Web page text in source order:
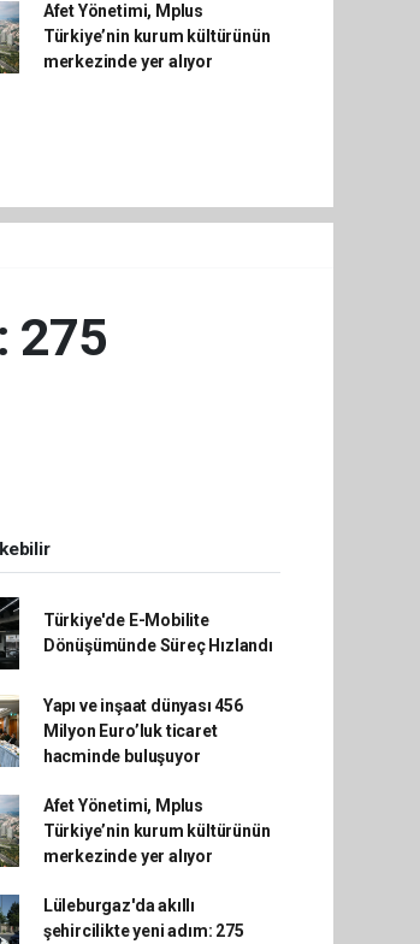
Afet Yönetimi, Mplus
Türkiye’nin kurum kültürünün
merkezinde yer alıyor
275
Türkiye'de E-Mobilite
Dönüşümünde Süreç Hızlandı
Yapı ve inşaat dünyası 456
Milyon Euro’luk ticaret
hacminde buluşuyor
Afet Yönetimi, Mplus
Türkiye’nin kurum kültürünün
merkezinde yer alıyor
Lüleburgaz'da akıllı
şehircilikte yeni adım: 275